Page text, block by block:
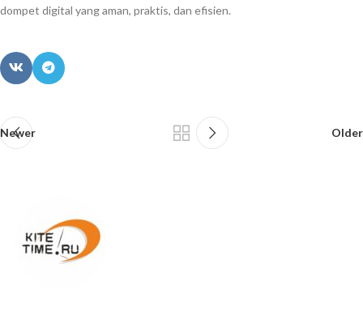
dompet digital yang aman, praktis, dan efisien.
Newer Older